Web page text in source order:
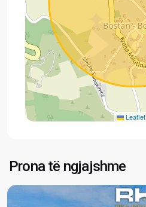
Leaflet
Prona të ngjajshme
,
Novobërdë